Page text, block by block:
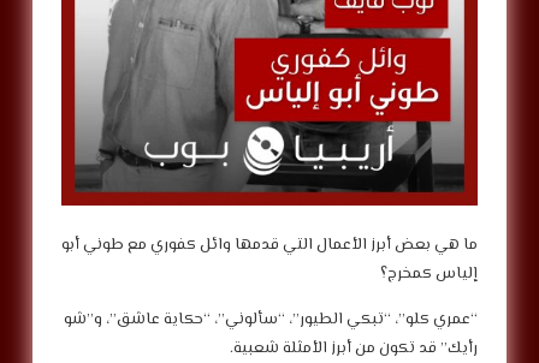
ما هي بعض أبرز الأعمال التي قدمها وائل كفوري مع طوني أبو
إلياس كمخرج؟
“عمري كلو”، “تبكي الطيور”، “سألوني”، “حكاية عاشق”، و”شو
رأيك” قد تكون من أبرز الأمثلة شعبية.